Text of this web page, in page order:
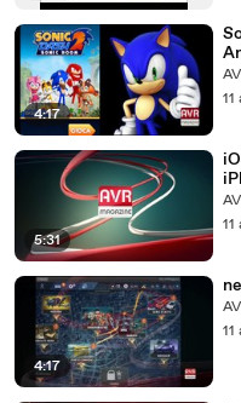
4:17
5:31
4:17